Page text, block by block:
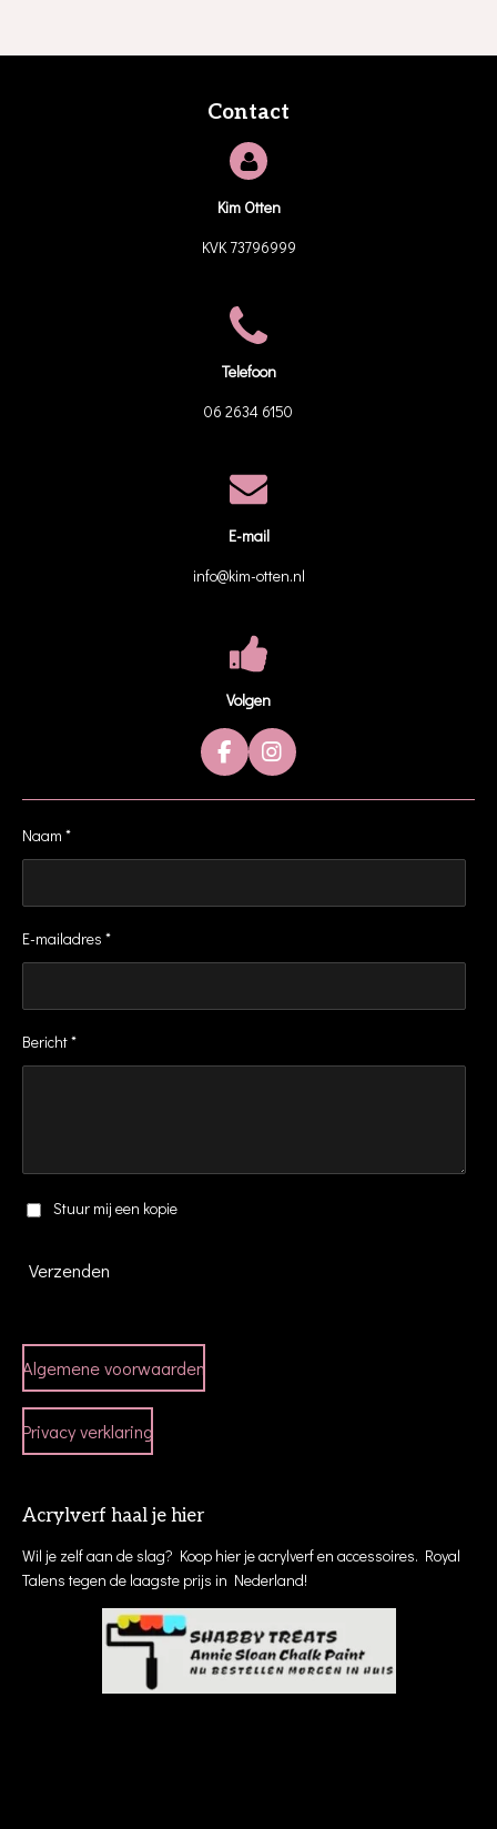
Contact
Kim Otten
KVK 73796999
Telefoon
06 2634 6150
E-mail
info@kim-otten.nl
Volgen
F
a
c
o
k
I
n
s
g
a
Naam *
E-mailadres *
Bericht *
Stuur mij een kopie
Verzenden
Algemene voorwaarden
Privacy verklaring
Acrylverf haal je hier
Wil je zelf aan de slag? Koop hier je acrylverf en accessoires. Royal
Talens tegen de laagste prijs in Nederland!